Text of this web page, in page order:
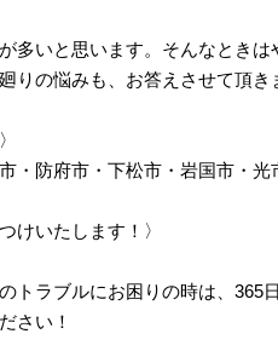
多いと思います。そんなとき
りの悩みも、お答えさせて頂
・防府市・下松市・岩国市・
けいたします！〉
トラブルにお困りの時は、365
さい！